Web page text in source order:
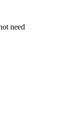
need